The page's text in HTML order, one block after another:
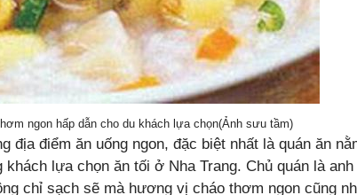
ngon hấp dẫn cho du khách lựa chọn(Ảnh sưu tầm)
địa điểm ăn uống ngon, đặc biệt nhất là quán ăn
lựa chọn ăn tối ở Nha Trang. Chủ quán là anh
chỉ sạch sẽ mà hương vị cháo thơm ngon cũng